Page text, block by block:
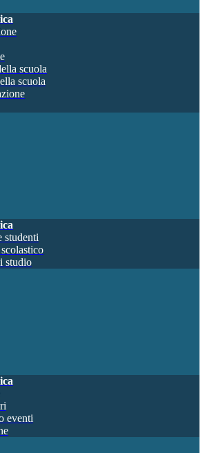
scuola
scuola
studenti
studio
eventi